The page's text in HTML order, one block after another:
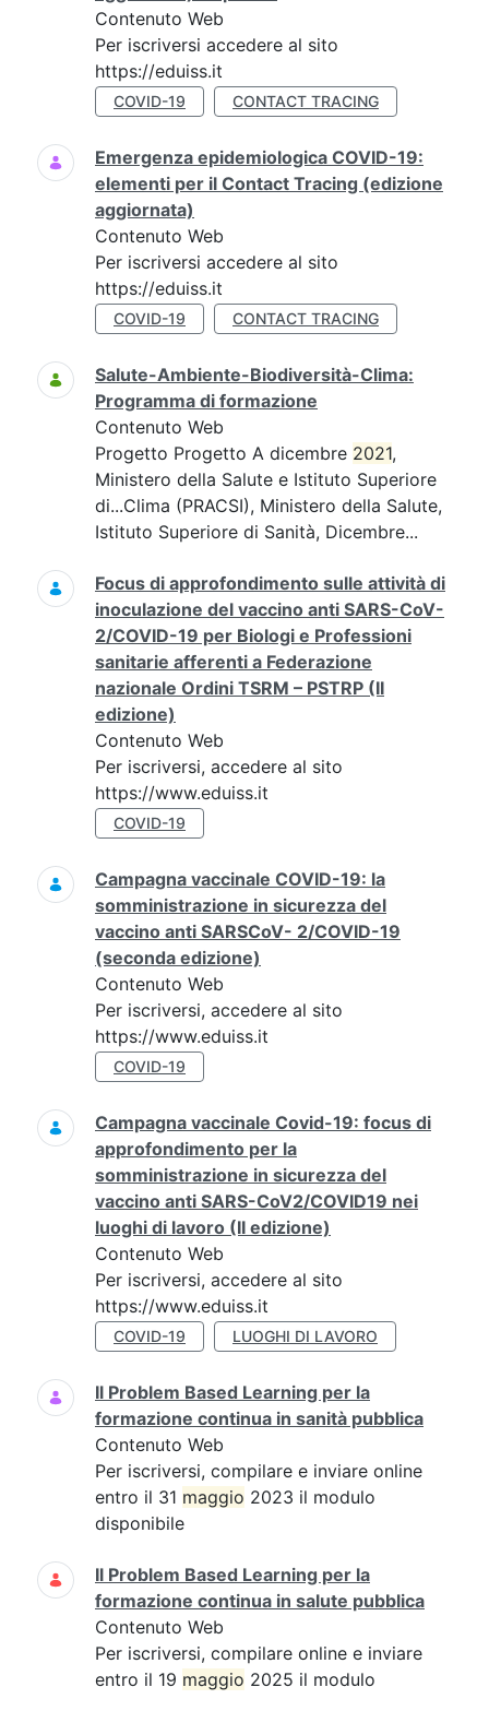
Contenuto Web
Per iscriversi accedere al sito
https://eduiss.it
COVID-19 CONTACT TRACING
Emergenza epidemiologica COVID-19:
elementi per il Contact Tracing (edizione
aggiornata)
Contenuto Web
Per iscriversi accedere al sito
https://eduiss.it
COVID-19 CONTACT TRACING
Salute-Ambiente-Biodiversità-Clima:
Programma di formazione
Contenuto Web
Progetto Progetto A dicembre 2021,
Ministero della Salute e Istituto Superiore
di...Clima (PRACSI), Ministero della Salute,
Istituto Superiore di Sanità, Dicembre...
Focus di approfondimento sulle attività di
inoculazione del vaccino anti SARS-CoV-
2/COVID-19 per Biologi e Professioni
sanitarie afferenti a Federazione
nazionale Ordini TSRM – PSTRP (II
edizione)
Contenuto Web
Per iscriversi, accedere al sito
https://www.eduiss.it
COVID-19
Campagna vaccinale COVID-19: la
somministrazione in sicurezza del
vaccino anti SARSCoV- 2/COVID-19
(seconda edizione)
Contenuto Web
Per iscriversi, accedere al sito
https://www.eduiss.it
COVID-19
Campagna vaccinale Covid-19: focus di
approfondimento per la
somministrazione in sicurezza del
vaccino anti SARS-CoV2/COVID19 nei
luoghi di lavoro (II edizione)
Contenuto Web
Per iscriversi, accedere al sito
https://www.eduiss.it
COVID-19 LUOGHI DI LAVORO
Il Problem Based Learning per la
formazione continua in sanità pubblica
Contenuto Web
Per iscriversi, compilare e inviare online
entro il 31 maggio 2023 il modulo
disponibile
Il Problem Based Learning per la
formazione continua in salute pubblica
Contenuto Web
Per iscriversi, compilare online e inviare
entro il 19 maggio 2025 il modulo